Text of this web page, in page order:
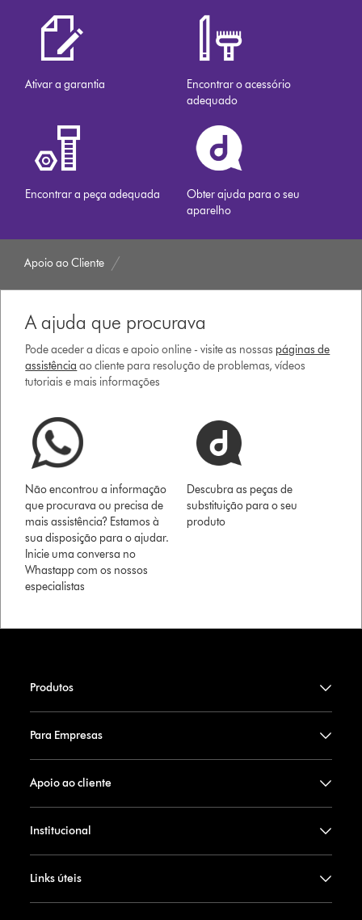
Ativar a garantia
Encontrar o acessório
adequado
Encontrar a peça adequada
Obter ajuda para o seu
aparelho
Apoio ao Cliente
A ajuda que procurava
Pode aceder a dicas e apoio online - visite as nossas páginas de
assistência ao cliente para resolução de problemas, vídeos
tutoriais e mais informações
Não encontrou a informação
que procurava ou precisa de
mais assistência? Estamos à
sua disposição para o ajudar.
Inicie uma conversa no
Whastapp com os nossos
especialistas
Descubra as peças de
substituição para o seu
produto
Produtos
Para Empresas
Apoio ao cliente
Institucional
Links úteis